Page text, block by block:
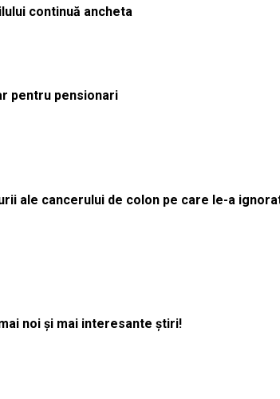
continuă ancheta
pentru pensionari
ale cancerului de colon pe care le-a
noi și mai interesante știri!